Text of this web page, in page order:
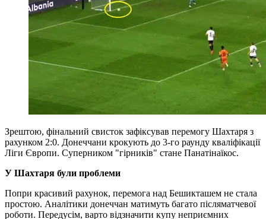
Зрештою, фінальний свисток зафіксував перемогу Шахтаря з
рахунком 2:0. Донеччани крокують до 3-го раунду кваліфікації
Ліги Європи. Суперником "гірників" стане Панатінаїкос.
У Шахтаря були проблеми
Попри красивий рахунок, перемога над Бешикташем не стала
простою. Аналітики донеччан матимуть багато післяматчевої
роботи. Передусім, варто відзначити купу неприємних